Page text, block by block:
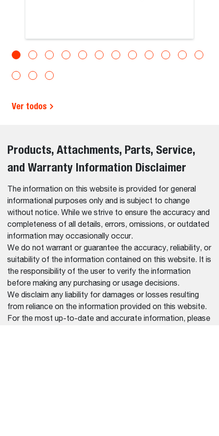
Ver todos
Products, Attachments, Parts, Service,
and Warranty Information Disclaimer
The information on this website is provided for general
informational purposes only and is subject to change
without notice. While we strive to ensure the accuracy and
completeness of all details, errors, omissions, or outdated
information may occasionally occur.
We do not warrant or guarantee the accuracy, reliability, or
suitability of the information contained on this website. It is
the responsibility of the user to verify the information
before making any purchasing or usage decisions.
We disclaim any liability for damages or losses resulting
from reliance on the information provided on this website.
For the most up-to-date and accurate information, please